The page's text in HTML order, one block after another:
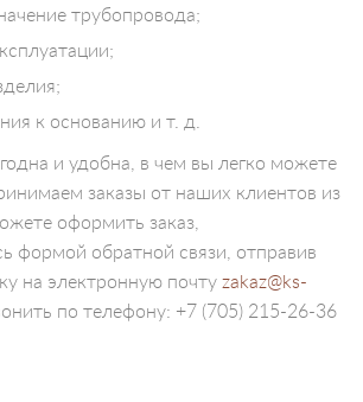
трубопровода;
к основанию и т. д.
и удобна, в чем вы легко можете
заказы от наших клиентов из
оформить заказ,
формой обратной связи, отправив
на электронную почту zakaz@ks-
по телефону: +7 (705) 215-26-36